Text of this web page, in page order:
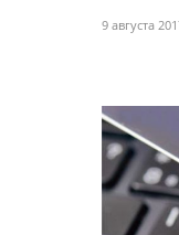
9 августа